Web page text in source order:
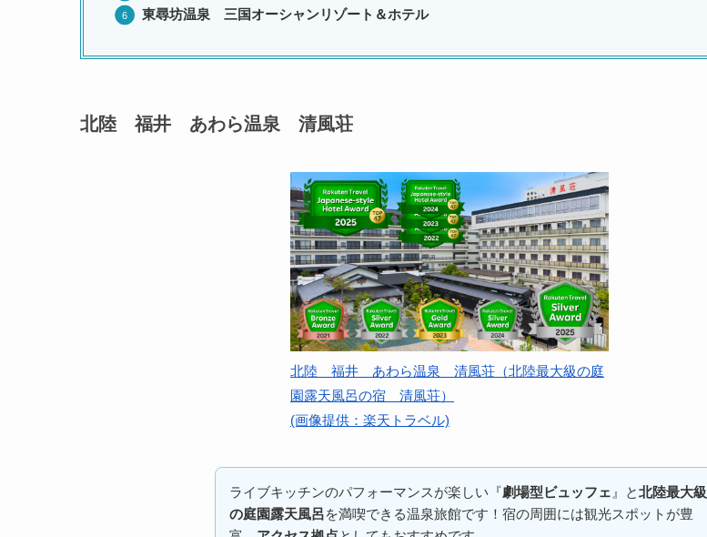
東尋坊温泉 三国オーシャンリゾート＆ホテル
北陸 福井 あわら温泉 清風荘
北陸 福井 あわら温泉 清風荘（北陸最大級の庭
園露天風呂の宿 清風荘）
(画像提供：楽天トラベル)
ライブキッチンのパフォーマンスが楽しい『劇場型ビュッフェ 』と北陸最大級
の庭園露天風呂を満喫できる温泉旅館です！宿の周囲には観光スポットが豊